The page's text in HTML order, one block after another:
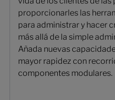
proporcionarles las
para administrar y hacer
más allá de la simple
Añada nuevas
mayor rapidez con
componentes modulares.